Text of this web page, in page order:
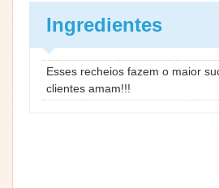
Ingredientes
Esses recheios fazem o maior
clientes amam!!!